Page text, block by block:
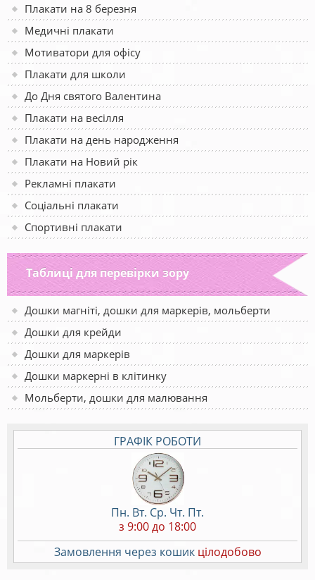
Плакати на 8 березня
Медичні плакати
Мотиватори для офісу
Плакати для школи
До Дня святого Валентина
Плакати на весілля
Плакати на день народження
Плакати на Новий рік
Рекламні плакати
Соціальні плакати
Спортивні плакати
Таблиці для перевірки зору
Дошки магніті, дошки для маркерів, мольберти
Дошки для крейди
Дошки для маркерів
Дошки маркерні в клітинку
Мольберти, дошки для малювання
ГРАФІК РОБОТИ
Пн. Вт. Ср. Чт. Пт.
з 9:00 до 18:00
Замовлення через кошик цілодобово